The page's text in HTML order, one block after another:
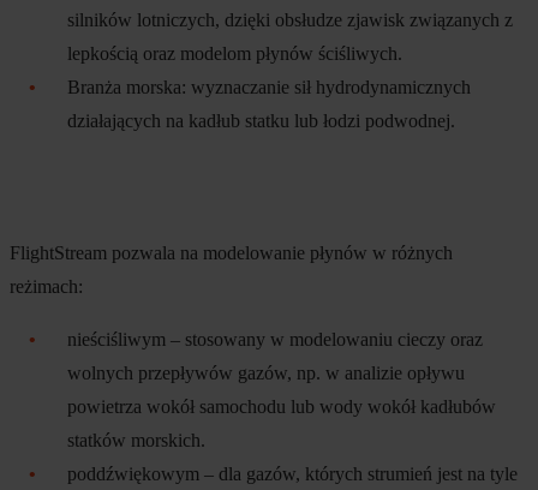
silników lotniczych, dzięki obsłudze zjawisk związanych z
lepkością oraz modelom płynów ściśliwych.
Branża morska: wyznaczanie sił hydrodynamicznych
działających na kadłub statku lub łodzi podwodnej.
FlightStream pozwala na modelowanie płynów w różnych
reżimach:
nieściśliwym – stosowany w modelowaniu cieczy oraz
wolnych przepływów gazów, np. w analizie opływu
powietrza wokół samochodu lub wody wokół kadłubów
statków morskich.
poddźwiękowym – dla gazów, których strumień jest na tyle